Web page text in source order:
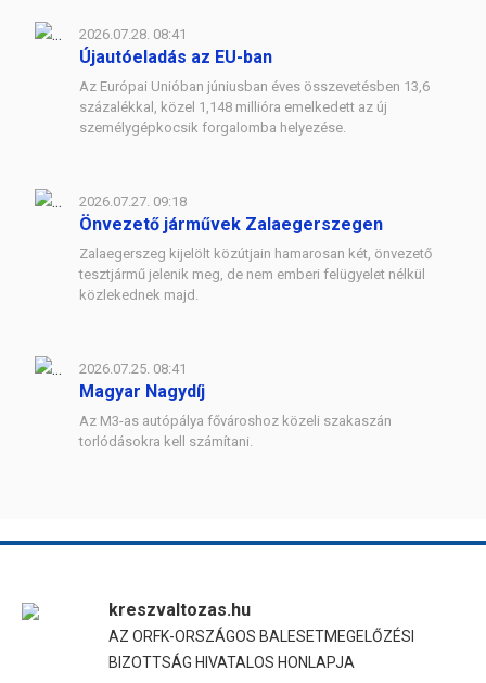
2026.07.28. 08:41
Újautóeladás az EU-ban
Az Európai Unióban júniusban éves összevetésben 13,6
százalékkal, közel 1,148 millióra emelkedett az új
személygépkocsik forgalomba helyezése.
2026.07.27. 09:18
Önvezető járművek Zalaegerszegen
Zalaegerszeg kijelölt közútjain hamarosan két, önvezető
tesztjármű jelenik meg, de nem emberi felügyelet nélkül
közlekednek majd.
2026.07.25. 08:41
Magyar Nagydíj
Az M3-as autópálya fővároshoz közeli szakaszán
torlódásokra kell számítani.
kreszvaltozas.hu
AZ ORFK-ORSZÁGOS BALESETMEGELŐZÉSI
BIZOTTSÁG HIVATALOS HONLAPJA